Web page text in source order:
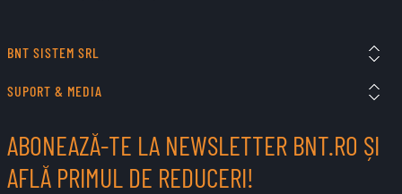
BNT SISTEM SRL
SUPORT & MEDIA
ABONEAZĂ-TE LA NEWSLETTER BNT.RO ȘI
AFLĂ PRIMUL DE REDUCERI!